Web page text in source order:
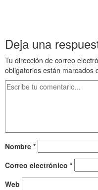
Deja una
Tu dirección de correo
obligatorios están marcados
Nombre *
Correo electrónico *
Web